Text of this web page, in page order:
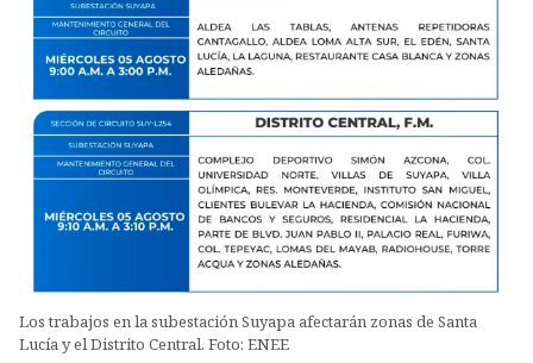
Los trabajos en la subestación Suyapa afectarán zonas de Santa
Lucía y el Distrito Central. Foto: ENEE